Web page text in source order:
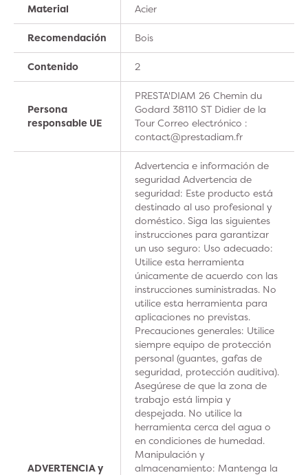
Material Acier
Recomendación Bois
Contenido 2
Persona
responsable UE
PRESTA'DIAM 26 Chemin du
Godard 38110 ST Didier de la
Tour Correo electrónico :
contact@prestadiam.fr
ADVERTENCIA y
Advertencia e información de
seguridad Advertencia de
seguridad: Este producto está
destinado al uso profesional y
doméstico. Siga las siguientes
instrucciones para garantizar
un uso seguro: Uso adecuado:
Utilice esta herramienta
únicamente de acuerdo con las
instrucciones suministradas. No
utilice esta herramienta para
aplicaciones no previstas.
Precauciones generales: Utilice
siempre equipo de protección
personal (guantes, gafas de
seguridad, protección auditiva).
Asegúrese de que la zona de
trabajo está limpia y
despejada. No utilice la
herramienta cerca del agua o
en condiciones de humedad.
Manipulación y
almacenamiento: Mantenga la